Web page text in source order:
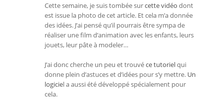
Cette semaine, je suis tombée surcette vidéo dont
est issue la photo de cet article. Et cela m’a donnée
des idées. J’ai pensé qu’il pourrais être sympa de
réaliser une film d’animation avec les enfants, leurs
jouets, leur pâte à modeler…
J’ai donc cherche un peu et trouvéce tutorielqui
donne plein d’astuces et d’idées pour s’y mettre. Un
logiciel a aussi été développé spécialement pour
cela.